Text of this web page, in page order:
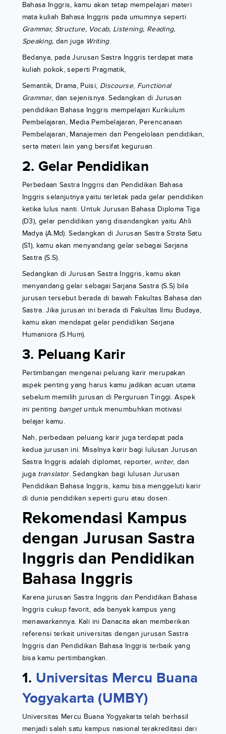
Bahasa Inggris, kamu akan tetap mempelajari materi
mata kuliah Bahasa Inggris pada umumnya seperti
Grammar, Structure, Vocab, Listening, Reading,
Speaking, dan juga Writing.
Bedanya, pada Jurusan Sastra Inggris terdapat mata
kuliah pokok, seperti Pragmatik,
Semantik, Drama, Puisi, Discourse, Functional
Grammar, dan sejenisnya. Sedangkan di Jurusan
pendidikan Bahasa Inggris mempelajari Kurikulum
Pembelajaran, Media Pembelajaran, Perencanaan
Pembelajaran, Manajemen dan Pengelolaan pendidikan,
serta materi lain yang bersifat keguruan.
2. Gelar Pendidikan
Perbedaan Sastra Inggris dan Pendidikan Bahasa
Inggris selanjutnya yaitu terletak pada gelar pendidikan
ketika lulus nanti. Untuk Jurusan Bahasa Diploma Tiga
(D3), gelar pendidikan yang disandangkan yaitu Ahli
Madya (A.Md). Sedangkan di Jurusan Sastra Strata Satu
(S1), kamu akan menyandang gelar sebagai Sarjana
Sastra (S.S).
Sedangkan di Jurusan Sastra Inggris, kamu akan
menyandang gelar sebagai Sarjana Sastra (S.S) bila
jurusan tersebut berada di bawah Fakultas Bahasa dan
Sastra. Jika jurusan ini berada di Fakultas Ilmu Budaya,
kamu akan mendapat gelar pendidikan Sarjana
Humaniora (S.Hum).
3. Peluang Karir
Pertimbangan mengenai peluang karir merupakan
aspek penting yang harus kamu jadikan acuan utama
sebelum memilih jurusan di Perguruan Tinggi. Aspek
ini penting bangetuntuk menumbuhkan motivasi
belajar kamu.
Nah, perbedaan peluang karir juga terdapat pada
kedua jurusan ini. Misalnya karir bagi lulusan Jurusan
Sastra Inggris adalah diplomat, reporter, writer, dan
juga translator. Sedangkan bagi lulusan Jurusan
Pendidikan Bahasa Inggris, kamu bisa menggeluti karir
di dunia pendidikan seperti guru atau dosen.
Rekomendasi Kampus
dengan Jurusan Sastra
Inggris dan Pendidikan
Bahasa Inggris
Karena jurusan Sastra Inggris dan Pendidikan Bahasa
Inggris cukup favorit, ada banyak kampus yang
menawarkannya. Kali ini Danacita akan memberikan
referensi terkait universitas dengan jurusan Sastra
Inggris dan Pendidikan Bahasa Inggris terbaik yang
bisa kamu pertimbangkan.
1. Universitas Mercu Buana
Yogyakarta (UMBY)
Universitas Mercu Buana Yogyakarta telah berhasil
menjadi salah satu kampus nasional terakreditasi dari